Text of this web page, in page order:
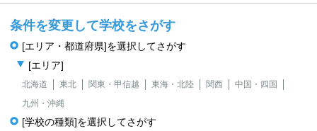
条件を変更して学校をさがす
[エリア・都道府県]を選択してさがす
[エリア]
北海道 東北 関東・甲信越 東海・北陸 関西
中国・四国
九州・沖縄
[学校の種類]を選択してさがす